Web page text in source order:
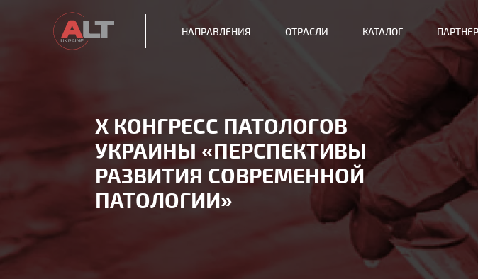
Х КОНГРЕСС ПАТОЛОГОВ
УКРАИНЫ «ПЕРСПЕКТИВЫ
РАЗВИТИЯ СОВРЕМЕННОЙ
ПАТОЛОГИИ»
НАПРАВЛЕНИЯ ОТРАСЛИ КАТАЛОГ